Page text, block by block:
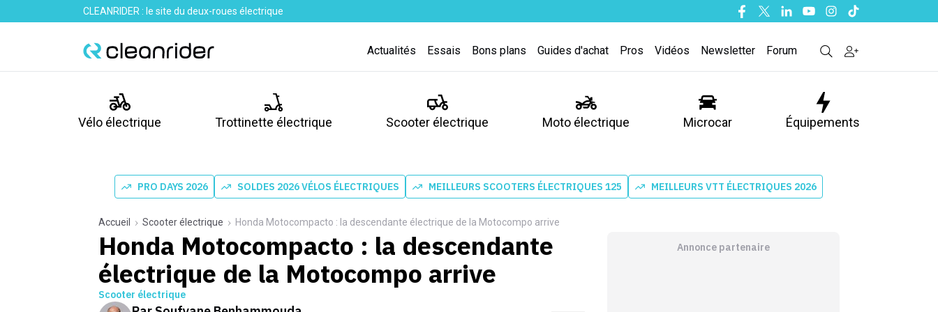
CLEANRIDER : le site du deux-roues électrique Facebook
TwitterLinkedinYoutubeInstagram
Tiktok
Actualités Essais Bons plans Guides d'achat Pros Vidéos Newsletter Forum
Vélo électrique Trottinette électrique Scooter électrique Moto électrique Microcar Équipements
PRO DAYS 2026 SOLDES 2026 VÉLOS ÉLECTRIQUES MEILLEURS SCOOTERS ÉLECTRIQUES 125 MEILLEURS VTT ÉLECTRIQUES 2026
Accueil Scooter électrique Honda Motocompacto : la descendante électrique de la Motocompo arrive
Honda Motocompacto : la descendante
électrique de la Motocompo arrive
Scooter électrique
Annonce partenaire